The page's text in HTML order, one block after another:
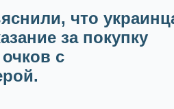
что
за покупку
с